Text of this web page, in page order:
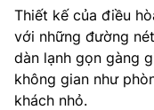
Thiết kế của điều
với những đường
dàn lạnh gọn gàng
không gian như
khách nhỏ.